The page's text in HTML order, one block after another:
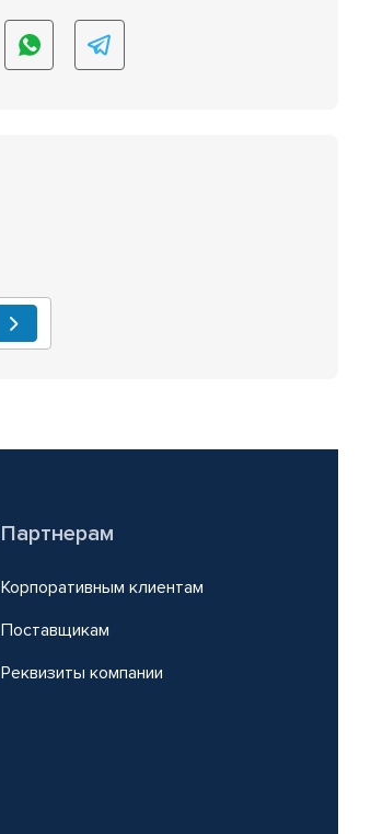
Партнерам
Корпоративным клиентам
Поставщикам
Реквизиты компании